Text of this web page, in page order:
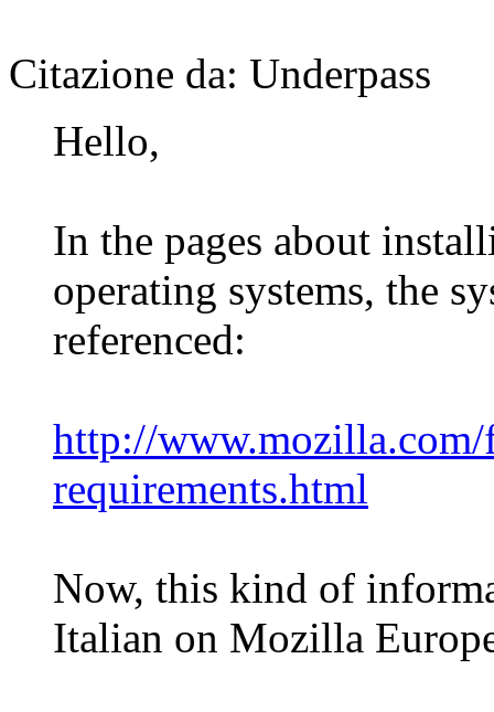
Citazione da: Underpass
Hello,
In the pages about
operating systems, the
referenced:
http://
requirements.html
Now, this kind of
Italian on Mozilla